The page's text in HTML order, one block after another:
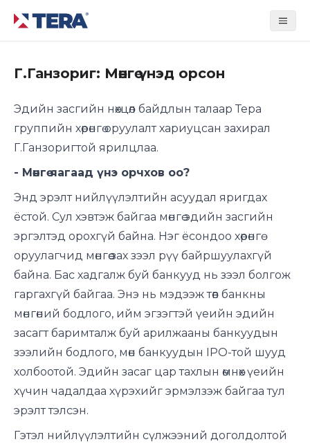
Tera Group
Г.Ганзориг: Мөнгө үнэд орсон
Эдийн засгийн нөхцөл байдлын талаар Тера
группийн хөрөнгө оруулалт хариуцсан захирал
Г.Ганзоригтой ярилцлаа.
- Мөнгө яагаад үнэ орчхов оо?
Энд эрэлт нийлүүлэлтийн асуудал яригдах
ёстой. Сул хэвтэж байгаа мөнгө эдийн засгийн
эргэлтэд орохгүй байна. Нэг ёсондоо хөрөнгө
оруулагчид мөнгөө зах зээл рүү байршуулахгүй
байна. Бас хадгалж буй банкууд нь зээл болгож
гаргахгүй байгаа. Энэ нь мэдээж төв банкны
мөнгөний бодлого, ийм эгзэгтэй үеийн эдийн
засагт баримталж буй арилжааны банкуудын
зээлийн бодлого, мөн банкуудын IPO-той шууд
холбоотой. Эдийн засаг цар тахлын өмнөх үеийн
хүчин чадалдаа хүрэхийг эрмэлзэж байгаа тул
эрэлт тэлсэн.
Гэтэл нийлүүлэлтийн сүлжээний доголдолтой